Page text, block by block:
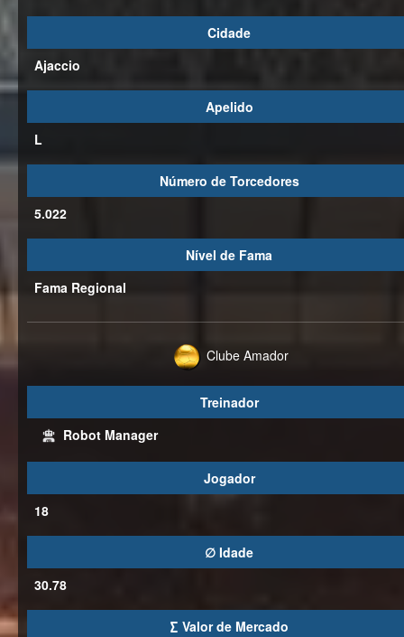
Cidade
Ajaccio
Apelido
L
Número de Torcedores
5.022
Nível de Fama
Fama Regional
Clube Amador
Treinador
Robot Manager
Jogador
18
∅ Idade
30.78
∑ Valor de Mercado